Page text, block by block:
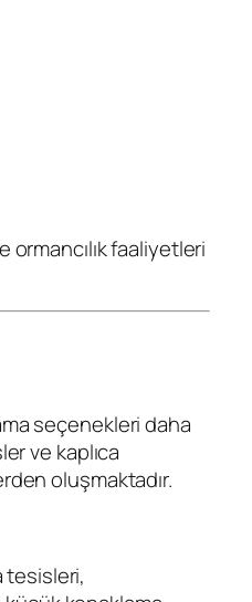
ormancılık faaliyetleri
seçenekleri daha
ve kaplıca
oluşmaktadır.
tesisleri,